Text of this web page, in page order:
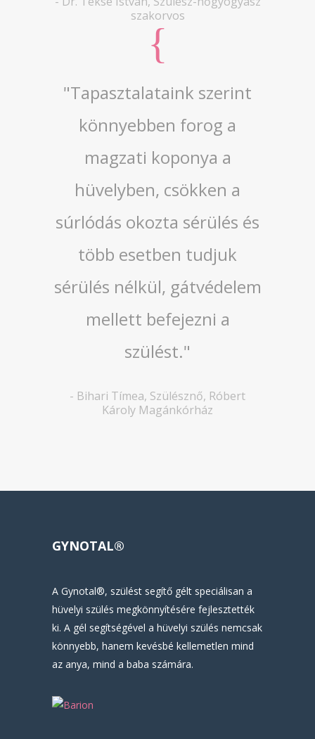
szakorvos
"Tapasztalataink szerint
könnyebben forog a
magzati koponya a
hüvelyben, csökken a
súrlódás okozta sérülés és
több esetben tudjuk
sérülés nélkül, gátvédelem
mellett befejezni a
szülést."
- Bihari Tímea, Szülésznő, Róbert
Károly Magánkórház
GYNOTAL®
A Gynotal®, szülést segítő gélt speciálisan a
hüvelyi szülés megkönnyítésére fejlesztették
ki. A gél segítségével a hüvelyi szülés nemcsak
könnyebb, hanem kevésbé kellemetlen mind
az anya, mind a baba számára.